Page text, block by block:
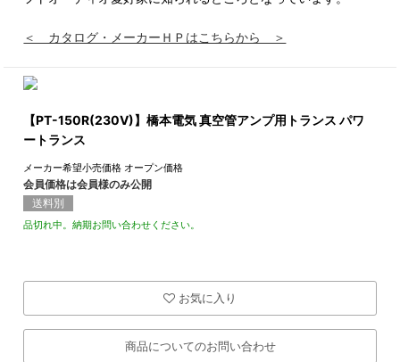
＜ カタログ・メーカーＨＰはこちらから ＞
【PT-150R(230V)】橋本電気 真空管アンプ用トランス パワ
ートランス
メーカー希望小売価格 オープン価格
会員価格は会員様のみ公開
送料別
品切れ中。納期お問い合わせください。
お気に入り
商品についてのお問い合わせ